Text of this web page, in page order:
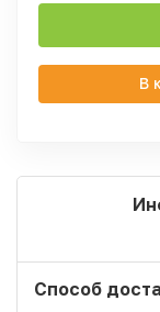
В
Способ